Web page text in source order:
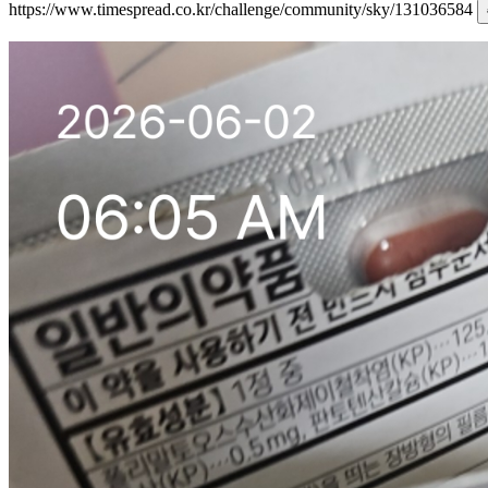
https://www.timespread.co.kr/challenge/community/sky/131036584